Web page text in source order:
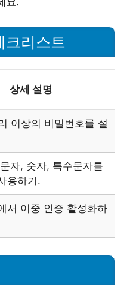
크리스트
상세 설명
이상의 비밀번호를 설
자, 숫자, 특수문자를
용하기.
서 이중 인증 활성화하